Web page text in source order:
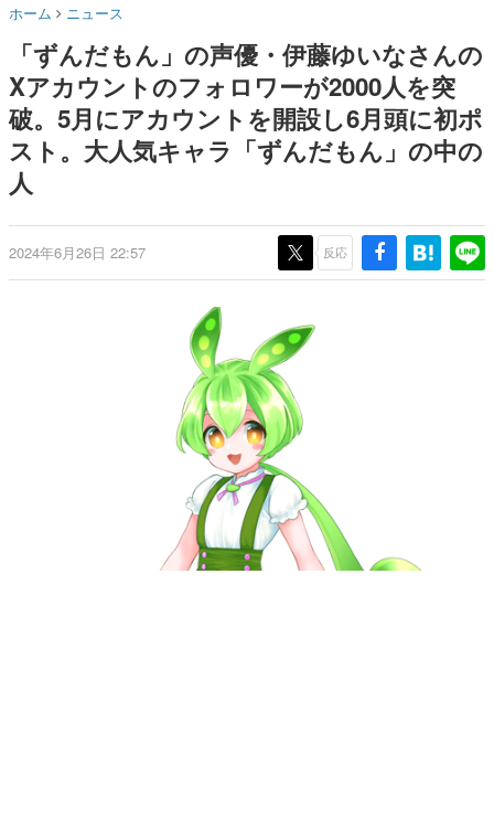
名作ゲームクリエイターの方々に製作時のエピソードをお
きます。
赫本
この物語を解いてはいけない。『赫本』は、〈試験問題〉
の形をした短編ホラー小説集です。
ゲーム世代の作家たち
ゲームに多大な影響を受けた作家さんに取材し、ゲームが
日本モバイルゲーム産業史
日本のモバイルゲーム史における主要なトピック・タイト
ルを網羅するほか、開発者へのインタビューや識者による
解説を掲載。約20年の歴史が一望できる決定版！
若ゲのいたり〜ゲームクリエイターの青春〜
『うつヌケ』『ペンと箸』等で知られるマンガ家・田中圭
一先生によるゲーム業界レポートマンガです。
なんでゲームは面白い？
ゲーム開発者・hamatsu氏がゲームの魅力を画面や操作の
具体的な形から解き明かしていく、硬派で骨太な評論連載
敗すると「YOU DIED」
Switch向けにリリース予定
ホーム ニュース
「ずんだもん」の声優・伊藤ゆいなさんの
Xアカウントのフォロワーが2000人を突
破。5月にアカウントを開設し6月頭に初ポ
スト。大人気キャラ「ずんだもん」の中の
人
2024年6月26日 22:57 反応